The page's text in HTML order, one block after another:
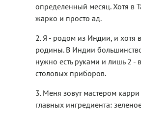
определенный месяц. Хотя в
жарко и просто ад.
2. Я - родом из Индии, и хотя
родины. В Индии
нужно есть руками и лишь 2 -
столовых приборов.
3. Меня зовут мастером
главных ингредиента: